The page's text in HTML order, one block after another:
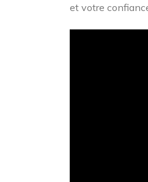
et votre